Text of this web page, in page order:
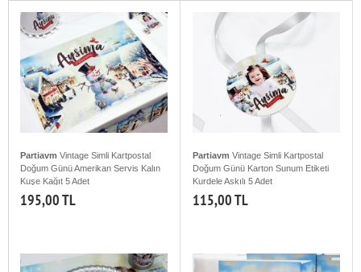
Partiavm Vintage Simli Kartpostal
Doğum Günü Amerikan Servis Kalın
Kuşe Kağıt 5 Adet
195,00 TL
Partiavm Vintage Simli Kartpostal
Doğum Günü Karton Sunum Etiketi
Kurdele Askılı 5 Adet
115,00 TL